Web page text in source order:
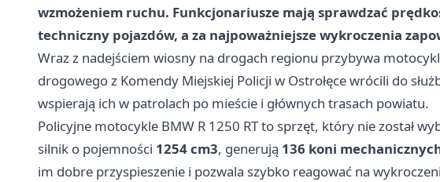
wzmożeniem ruchu. Funkcjonariusze mają sprawdzać
techniczny pojazdów, a za najpoważniejsze wykroczenia
Wraz z nadejściem wiosny na drogach regionu przybywa
drogowego z Komendy Miejskiej Policji w Ostrołęce wrócili do
wspierają ich w patrolach po mieście i głównych trasach powiatu.
Policyjne motocykle BMW R 1250 RT to sprzęt, który nie został
silnik o pojemności 1254 cm3, generują 136 koni
im dobre przyspieszenie i pozwala szybko reagować na